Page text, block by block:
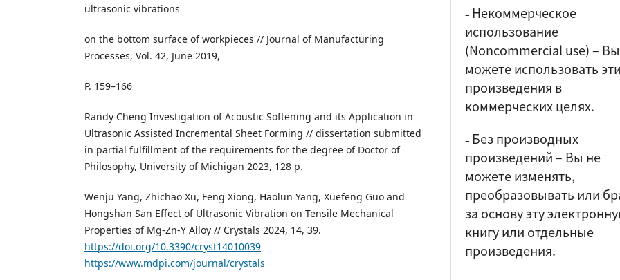
ultrasonic vibrations
on the bottom surface of workpieces // Journal of Manufacturing
Processes, Vol. 42, June 2019,
P. 159–166
Randy Cheng Investigation of Acoustic Softening and its Application in
Ultrasonic Assisted Incremental Sheet Forming // dissertation submitted
in partial fulfillment of the requirements for the degree of Doctor of
Philosophy, University of Michigan 2023, 128 p.
Wenju Yang, Zhichao Xu, Feng Xiong, Haolun Yang, Xuefeng Guo and
Hongshan San Effect of Ultrasonic Vibration on Tensile Mechanical
Properties of Mg-Zn-Y Alloy // Crystals 2024, 14, 39.
https://doi.org/10.3390/cryst14010039
https://www.mdpi.com/journal/crystals
– Некоммерческое
использование
(Noncommercial use)–
можете использовать эти
произведения в
коммерческих целях.
– Без производных
произведений– Вы не
можете изменять,
преобразовывать или
за основу эту
книгу или отдельные
произведения.